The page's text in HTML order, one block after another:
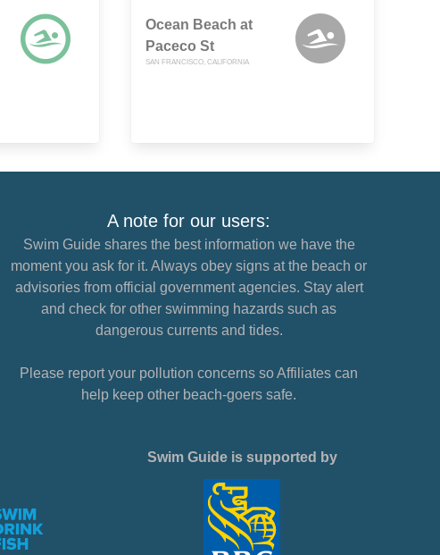
Ocean Beach at
Paceco St
SAN FRANCISCO, CALIFORNIA
A note for our users:
Swim Guide shares the best information we have the
moment you ask for it. Always obey signs at the beach or
advisories from official government agencies. Stay alert
and check for other swimming hazards such as
dangerous currents and tides.
Please report your pollution concerns so Affiliates can
help keep other beach-goers safe.
Swim Guide is supported by